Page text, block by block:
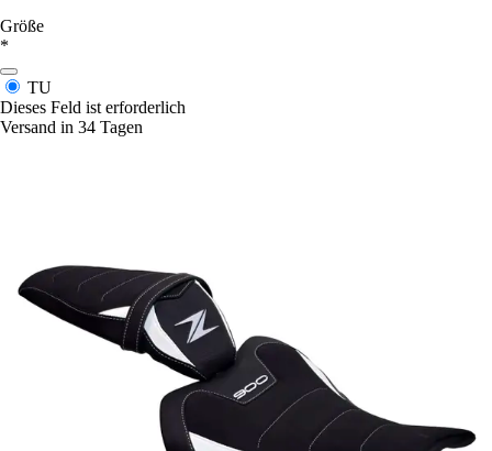
Größe
*
TU
Dieses Feld ist erforderlich
Versand in 34 Tagen